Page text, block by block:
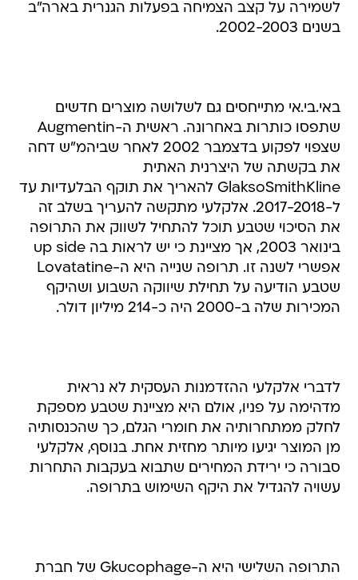
לשמירה על קצב הצמיחה בפעלות הגנרית בארה"ב
בשנים 2002-2003.
באי.בי.אי מתייחסים גם לשלושה מוצרים חדשים
שתפסו כותרות באחרונה. ראשית ה-Augmentin
שצפוי לפקוע בדצמבר 2002 לאחר שביהמ"ש דחה
את בקשתה של היצרנית האתית
GlaksoSmithKline להאריך את תוקף הבלעדיות עד
ל-2017-2018. אלקלעי מתקשה להעריך בשלב זה
את הסיכוי שטבע תוכל להתחיל לשווק את התרופה
בינואר 2003, אך מציינת כי יש לראות בה up side
אפשרי לשנה זו. תרופה שנייה היא ה-Lovatatine
שטבע הודיעה על תחילת שיווקה השבוע ושהיקף
המכירות שלה ב-2000 היה כ-214 מיליון דולר.
לדברי אלקלעי ההזדמנות העסקית לא נראית
מדהימה על פניו, אולם היא מציינת שטבע מספקת
לחלק ממתחרותיה את חומרי הגלם, כך שהכנסותיה
מן המוצר יגיעו מיותר מחזית אחת. בנוסף, אלקלעי
סבורה כי ירידת המחירים שתבוא בעקבות התחרות
עשויה להגדיל את היקף השימוש בתרופה.
התרופה השלישי היא ה-Gkucophage של חברת